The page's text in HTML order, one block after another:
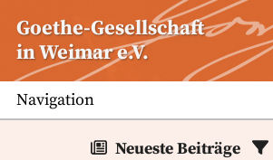
Inhalt
springen
Goethe-Gesellschaft
in Weimar e.V.
Navigation
Neueste Beiträge